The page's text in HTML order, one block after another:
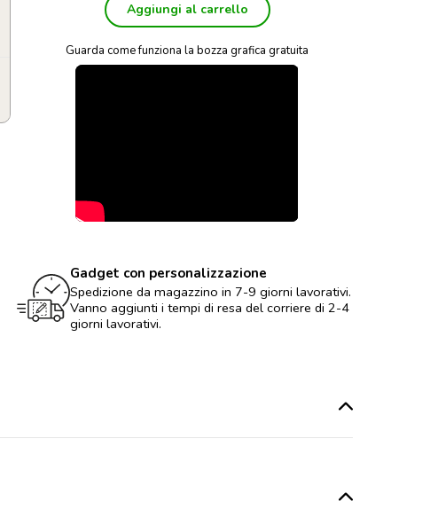
Aggiungi al carrello
Guarda come funziona la bozza grafica gratuita
Gadget con personalizzazione
Spedizione da magazzino in 7-9 giorni lavorativi.
Vanno aggiunti i tempi di resa del corriere di 2-4
giorni lavorativi.